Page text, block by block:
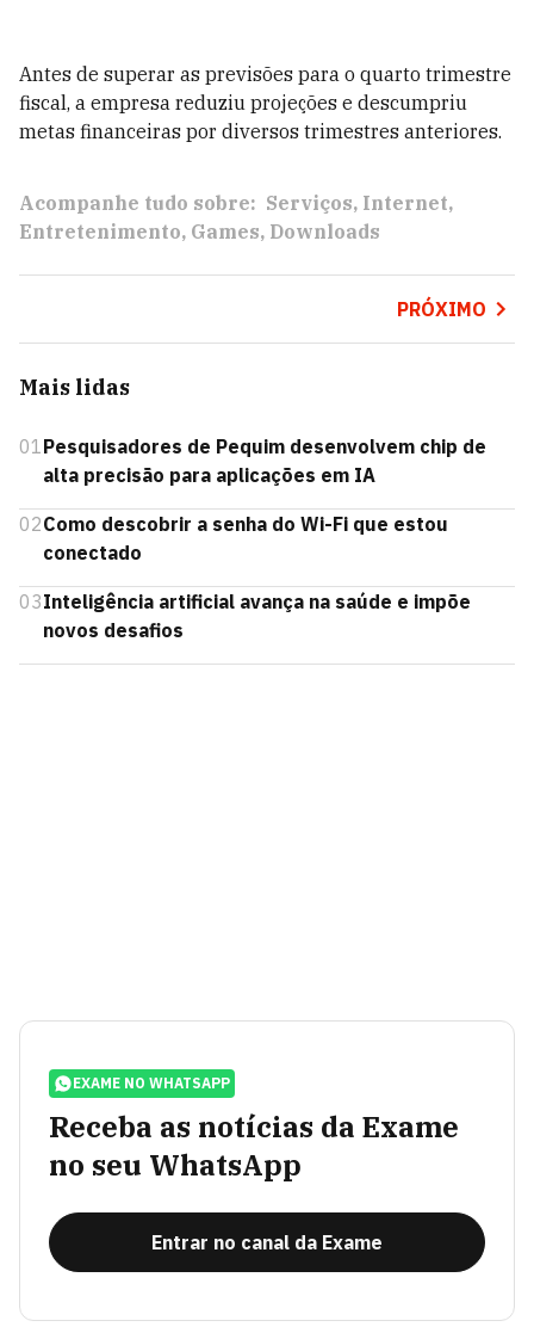
Antes de superar as previsões para o quarto trimestre
fiscal, a empresa reduziu projeções e descumpriu
metas financeiras por diversos trimestres anteriores.
Acompanhe tudo sobre: Serviços Internet
Entretenimento Games Downloads
PRÓXIMO
Mais lidas
01Pesquisadores de Pequim desenvolvem chip de
alta precisão para aplicações em IA
02Como descobrir a senha do Wi-Fi que estou
conectado
03Inteligência artificial avança na saúde e impõe
novos desafios
EXAME NO WHATSAPP
Receba as notícias da Exame
no seu WhatsApp
Entrar no canal da Exame